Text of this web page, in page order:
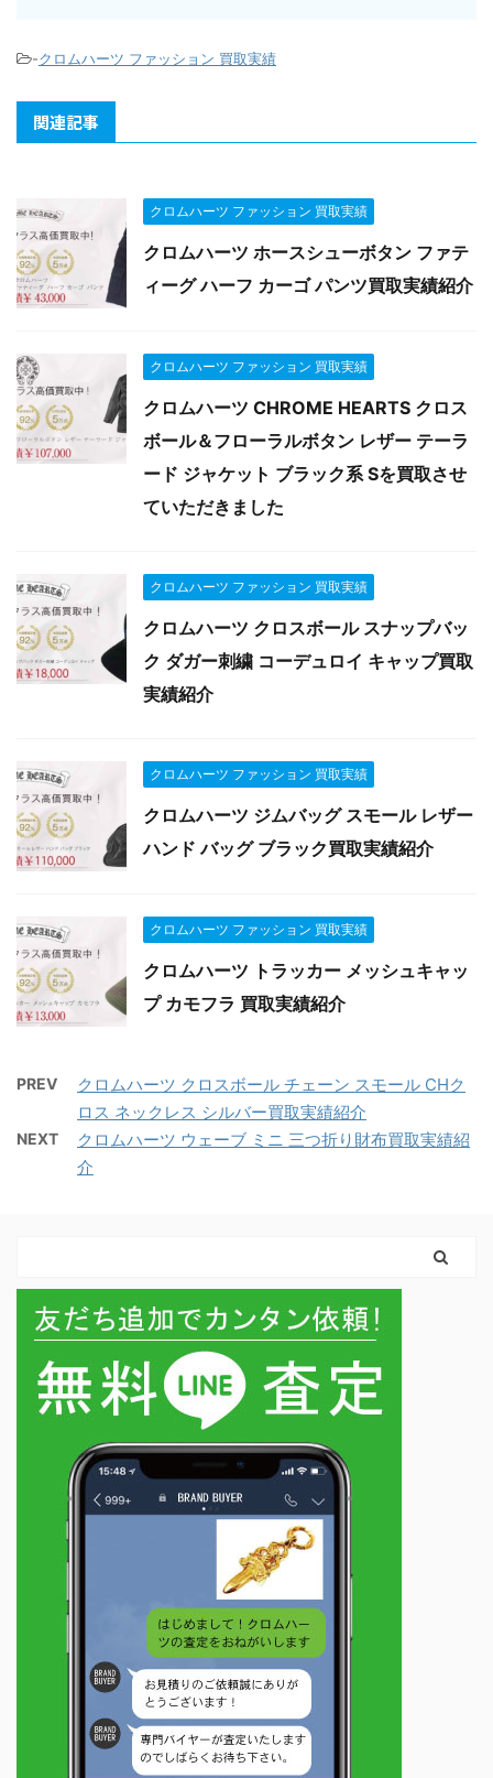
-クロムハーツ ファッション 買取実績
関連記事
クロムハーツ ファッション 買取実績
クロムハーツ ホースシューボタン ファテ
ィーグ ハーフ カーゴ パンツ買取実績紹介
クロムハーツ ファッション 買取実績
クロムハーツ CHROME HEARTS クロス
ボール＆フローラルボタン レザー テーラ
ード ジャケット ブラック系 Sを買取させ
ていただきました
クロムハーツ ファッション 買取実績
クロムハーツ クロスボール スナップバッ
ク ダガー刺繍 コーデュロイ キャップ買取
実績紹介
クロムハーツ ファッション 買取実績
クロムハーツ ジムバッグ スモール レザー
ハンド バッグ ブラック買取実績紹介
クロムハーツ ファッション 買取実績
クロムハーツ トラッカー メッシュキャッ
プ カモフラ 買取実績紹介
PREV
クロムハーツ クロスボール チェーン スモール CHク
ロス ネックレス シルバー買取実績紹介
NEXT
クロムハーツ ウェーブ ミニ 三つ折り財布買取実績紹
介